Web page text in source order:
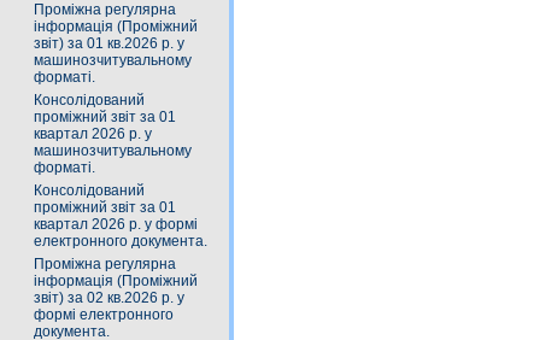
Проміжна регулярна
інформація (Проміжний
звіт) за 01 кв.2026 р. у
машинозчитувальному
форматі.
Консолідований
проміжний звіт за 01
квартал 2026 р. у
машинозчитувальному
форматі.
Консолідований
проміжний звіт за 01
квартал 2026 р. у формі
електронного документа.
Проміжна регулярна
інформація (Проміжний
звіт) за 02 кв.2026 р. у
формі електронного
документа.